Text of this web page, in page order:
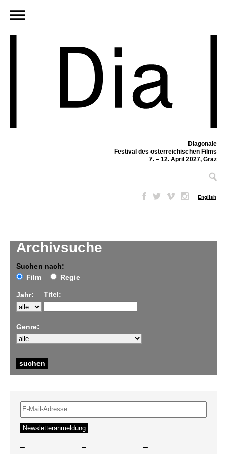
Diagonale
Festival des österreichischen Films
7. – 12. April 2027, Graz
– English
Archivsuche
Suchen nach:
Film
Regie
Jahr: Titel:
Genre:
– – –